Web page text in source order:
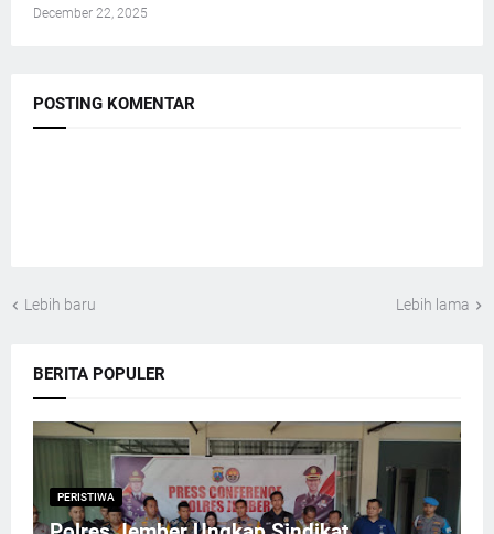
December 22, 2025
POSTING KOMENTAR
Lebih baru Lebih lama
BERITA POPULER
PERISTIWA